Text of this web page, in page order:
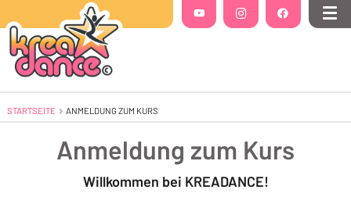
YouTube(Öffnet in einem neuen Tab oder
Instagram(Öffnet in einem neuen
Facebook(Öffnet in
STARTSEITE AKTUELL: ANMELDUNG ZUM KURS
ANMELDUNG ZUM KURS
Anmeldung zum Kurs
Willkommen bei KREADANCE!